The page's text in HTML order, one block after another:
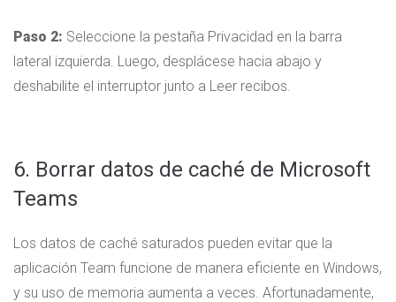
Paso 2: Seleccione la pestaña Privacidad en la barra
lateral izquierda. Luego, desplácese hacia abajo y
deshabilite el interruptor junto a Leer recibos.
6. Borrar datos de caché de Microsoft
Teams
Los datos de caché saturados pueden evitar que la
aplicación Team funcione de manera eficiente en Windows,
y su uso de memoria aumenta a veces. Afortunadamente,